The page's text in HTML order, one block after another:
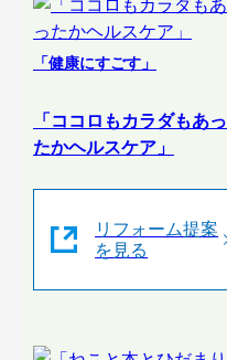
「健康にすごす」
「ココロもカラダもあっ
たかヘルスケア」
リフォーム提案
を見る